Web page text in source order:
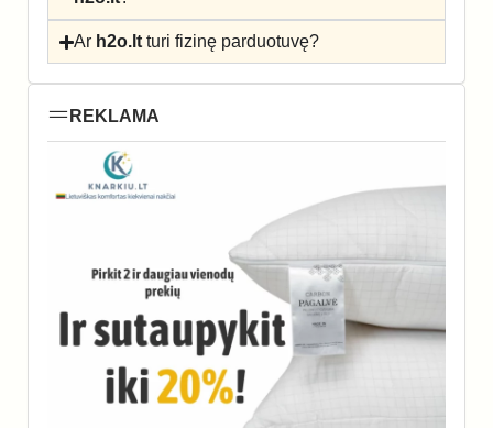
Ar h2o.lt turi fizinę parduotuvę?
REKLAMA